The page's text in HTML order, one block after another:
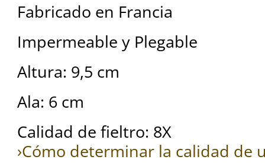
Fabricado en Francia
Impermeable y Plegable
Altura: 9,5 cm
Ala: 6 cm
Calidad de fieltro: 8X
›Cómo determinar la calidad de